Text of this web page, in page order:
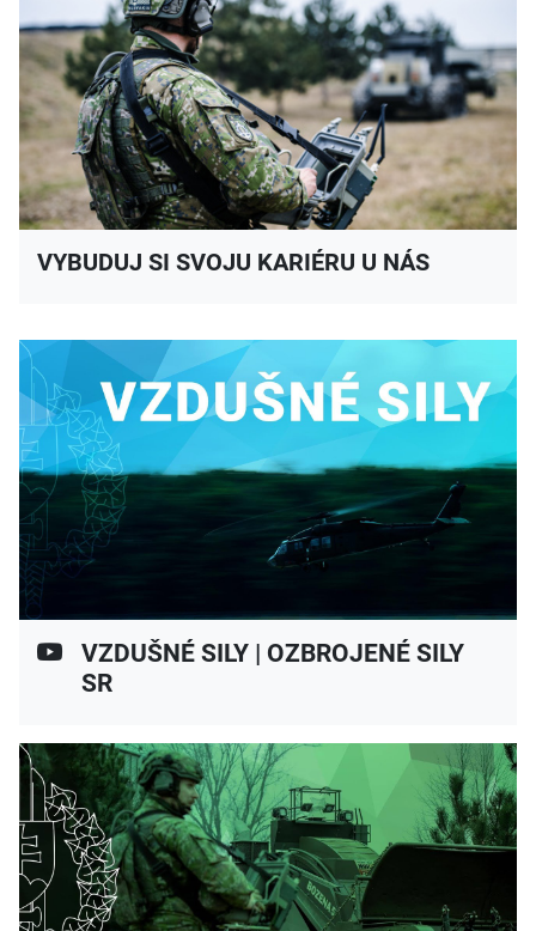
VYBUDUJ SI SVOJU KARIÉRU U NÁS
VZDUŠNÉ SILY | OZBROJENÉ SILY
SR